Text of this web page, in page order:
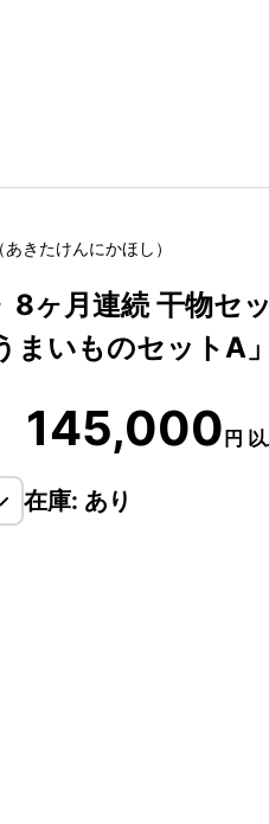
（あきたけんにかほし ）
8ヶ月連続 干物セ
まいものセットA」
145,000円
在庫: あり